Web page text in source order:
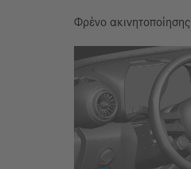
Φρένο ακινητοποίησης